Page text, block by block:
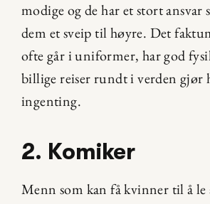
modige og de har et stort ansvar
dem et sveip til høyre. Det
ofte går i uniformer, har god
billige reiser rundt i verden gjør
ingenting.
2. Komiker
Menn som kan få kvinner til å